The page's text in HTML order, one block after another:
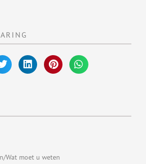
Wat moet u weten